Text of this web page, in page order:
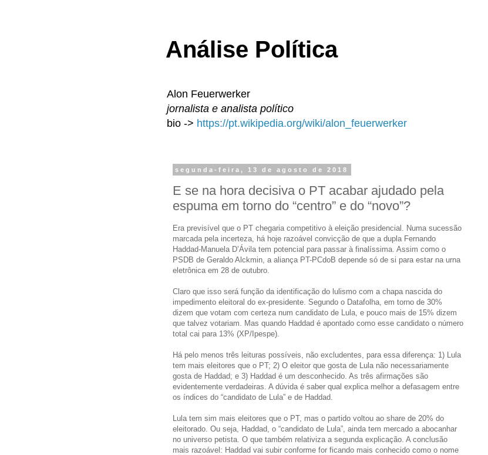
Análise Política
Alon Feuerwerker
jornalista e analista político
bio -> https://pt.wikipedia.org/wiki/alon_feuerwerker
segunda-feira, 13 de agosto de 2018
E se na hora decisiva o PT acabar ajudado pela
espuma em torno do “centro” e do “novo”?
Era previsível que o PT chegaria competitivo à eleição presidencial. Numa sucessão
marcada pela incerteza, há hoje razoável convicção de que a dupla Fernando
Haddad-Manuela D’Ávila tem potencial para passar à finalíssima. Assim como o
PSDB de Geraldo Alckmin, a aliança PT-PCdoB depende só de si para estar na urna
eletrônica em 28 de outubro.
Claro que isso será função da identificação do lulismo com a chapa nascida do
impedimento eleitoral do ex-presidente. Segundo o Datafolha, em torno de 30%
dizem que votam com certeza num candidato de Lula, e pouco mais de 15% dizem
que talvez votariam. Mas quando Haddad é apontado como esse candidato o número
total cai para 13% (XP/Ipespe).
Há pelo menos três leituras possíveis, não excludentes, para essa diferença: 1) Lula
tem mais eleitores que o PT; 2) O eleitor que gosta de Lula não necessariamente
gosta de Haddad; e 3) Haddad é um desconhecido. As três afirmações são
evidentemente verdadeiras. A dúvida é saber qual explica melhor a defasagem entre
os índices do “candidato de Lula” e de Haddad.
Lula tem sim mais eleitores que o PT, mas o partido voltou ao share de 20% do
eleitorado. Ou seja, Haddad, o “candidato de Lula”, ainda tem mercado a abocanhar
no universo petista. O que também relativiza a segunda explicação. A conclusão
mais razoável: Haddad vai subir conforme for ficando mais conhecido como o nome